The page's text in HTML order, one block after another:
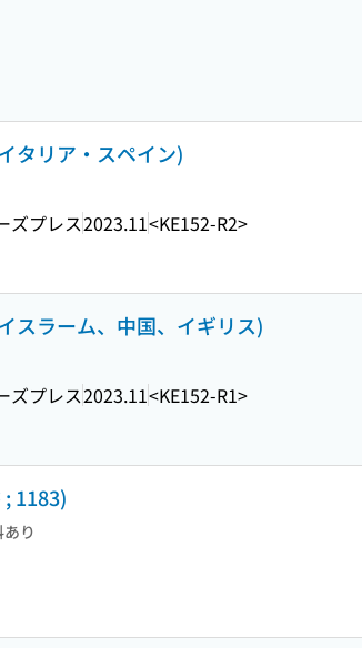
タリア・スペイン)
ズプレス2023.11<KE152-R2>
スラーム、中国、イギリス)
ズプレス2023.11<KE152-R1>
1183)
り